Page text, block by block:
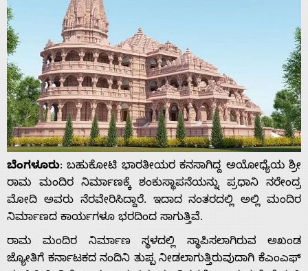
ಬೆಂಗಳೂರು: ಬಹುಕೋಟಿ ಭಾರತೀಯರ ಕನಸಾಗಿದ್ದ ಅಯೋಧ್ಯೆಯ ಶ್ರೀ
ರಾಮ ಮಂದಿರ ನಿರ್ಮಾಣಕ್ಕೆ ಶಂಕುಸ್ಥಾಪನೆಯನ್ನು ಪ್ರಧಾನಿ ನರೇಂದ್ರ
ಮೋದಿ ಅವರು ನೆರವೇರಿಸಿದ್ದಾರೆ. ಇದಾದ ನಂತರದಲ್ಲಿ ಅಲ್ಲಿ ಮಂದಿರ
ನಿರ್ಮಾಣದ ಕಾರ್ಯಗಳೂ ಭರದಿಂದ ಸಾಗುತ್ತಿವೆ.
ರಾಮ ಮಂದಿರ ನಿರ್ಮಾಣ ಸ್ಥಳದಲ್ಲಿ ಸ್ಥಾಪಿಸಲಾಗಿರುವ ಅಖಂಡ
ಜ್ಯೋತಿಗೆ ಕರ್ನಾಟಕದ ನಂದಿನಿ ತುಪ್ಪ ನೀಡಲಾಗುತ್ತಿರುವುದಾಗಿ ಕೆಎಂಎಫ್‌